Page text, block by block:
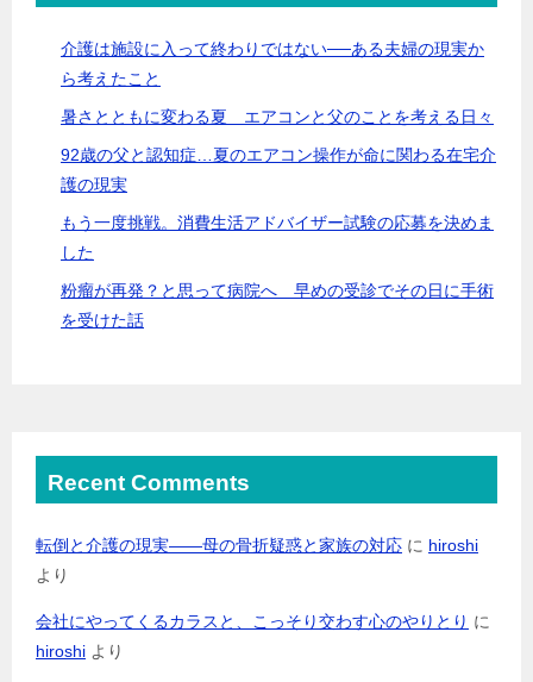
介護は施設に入って終わりではない──ある夫婦の現実か
ら考えたこと
暑さとともに変わる夏 エアコンと父のことを考える日々
92歳の父と認知症…夏のエアコン操作が命に関わる在宅介
護の現実
もう一度挑戦。消費生活アドバイザー試験の応募を決めま
した
粉瘤が再発？と思って病院へ 早めの受診でその日に手術
を受けた話
Recent Comments
転倒と介護の現実――母の骨折疑惑と家族の対応 に hiroshi
より
会社にやってくるカラスと、こっそり交わす心のやりとり に
hiroshi より